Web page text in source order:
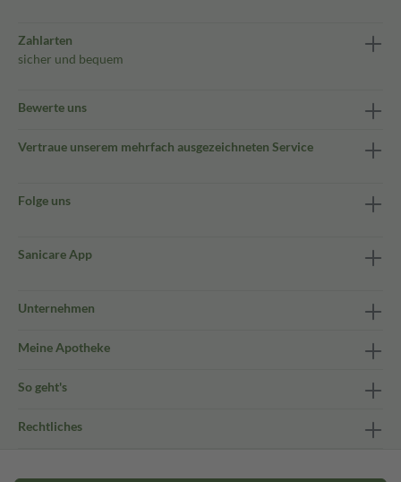
Zahlarten
sicher und bequem
Bewerte uns
Vertraue unserem mehrfach ausgezeichneten Service
Folge uns
Sanicare App
Unternehmen
Meine Apotheke
So geht's
Rechtliches